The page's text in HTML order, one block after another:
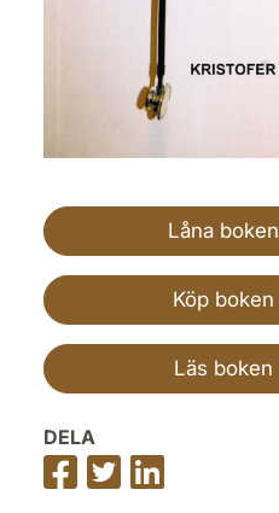
Låna boken
Köp boken
Läs boken
DELA
Dela
på
Dela
på
på